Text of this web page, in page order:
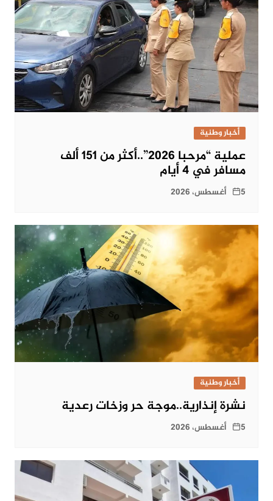
أخبار وطنية
عملية “مرحبا 2026”..أكثر من 151 ألف
مسافر في 4 أيام
5 أغسطس، 2026
أخبار وطنية
نشرة إنذارية..موجة حر وزخات رعدية
5 أغسطس، 2026